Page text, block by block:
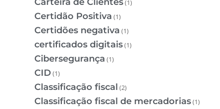
(1)
Certidão Positiva (1)
Certidões negativa (1)
certificados digitais(1)
Cibersegurança (1)
CID (1)
Classificação fiscal (2)
Classificação fiscal de mercadorias(1)